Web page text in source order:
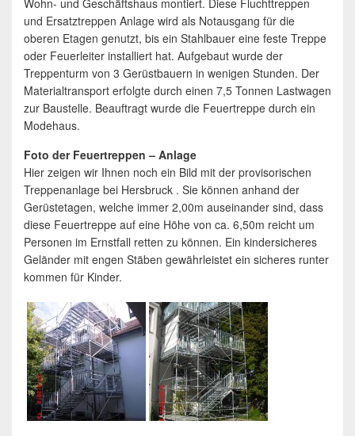
Wohn- und Geschäftshaus montiert. Diese Fluchttreppen
und Ersatztreppen Anlage wird als Notausgang für die
oberen Etagen genutzt, bis ein Stahlbauer eine feste Treppe
oder Feuerleiter installiert hat. Aufgebaut wurde der
Treppenturm von 3 Gerüstbauern in wenigen Stunden. Der
Materialtransport erfolgte durch einen 7,5 Tonnen Lastwagen
zur Baustelle. Beauftragt wurde die Feuertreppe durch ein
Modehaus.
Foto der Feuertreppen – Anlage
Hier zeigen wir Ihnen noch ein Bild mit der provisorischen
Treppenanlage bei Hersbruck . Sie können anhand der
Gerüstetagen, welche immer 2,00m auseinander sind, dass
diese Feuertreppe auf eine Höhe von ca. 6,50m reicht um
Personen im Ernstfall retten zu können. Ein kindersicheres
Geländer mit engen Stäben gewährleistet ein sicheres runter
kommen für Kinder.